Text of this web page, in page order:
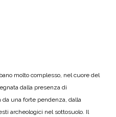
molto complesso, nel cuore del
dalla presenza di
da una forte pendenza, dalla
archeologici nel sottosuolo. Il